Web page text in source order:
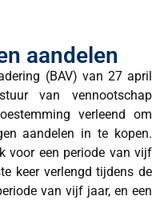
aandelen
(BAV) van 27 april
van vennootschap
verleend om
aandelen in te kopen.
voor een periode van vijf
keer verlengd tijdens de
van vijf jaar, en een